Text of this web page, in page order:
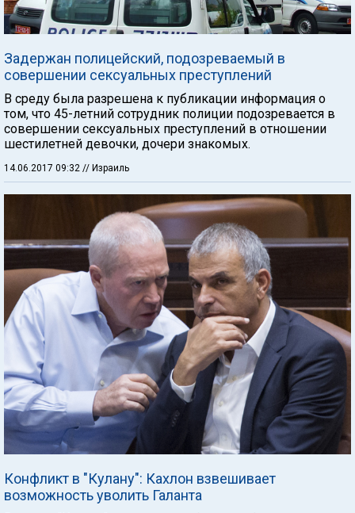
Задержан полицейский, подозреваемый в
совершении сексуальных преступлений
В среду была разрешена к публикации информация о
том, что 45-летний сотрудник полиции подозревается в
совершении сексуальных преступлений в отношении
шестилетней девочки, дочери знакомых.
14.06.2017 09:32 // Израиль
Конфликт в "Кулану": Кахлон взвешивает
возможность уволить Галанта